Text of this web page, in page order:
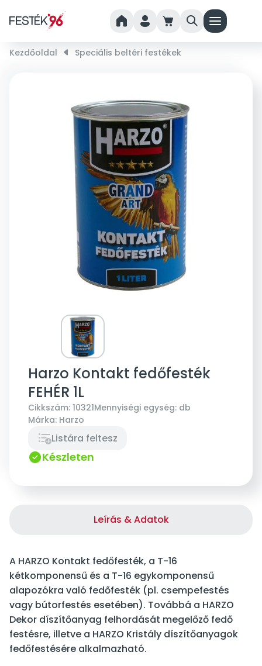
home person cart search menu
Kezdőoldal right_small Speciális beltéri festékek
Harzo Kontakt fedőfesték
FEHÉR 1L
Cikkszám: 10321Mennyiségi egység: db
Márka: Harzo
Listára feltesz
Készleten
Leírás & Adatok
A HARZO Kontakt fedőfesték, a T-16
kétkomponensű és a T-16 egykomponensű
alapozókra való fedőfesték (pl. csempefestés
vagy bútorfestés esetében). Továbbá a HARZO
Dekor díszítőanyag felhordását megelőző fedő
festésre, illetve a HARZO Kristály díszítőanyagok
fedőfestésére alkalmazható.